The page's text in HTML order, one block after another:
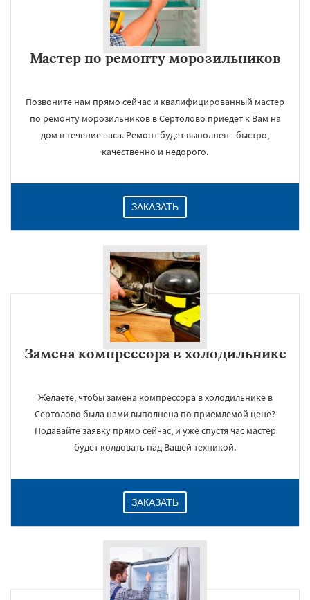
Мастер по ремонту морозильников
Позвоните нам прямо сейчас и квалифицированный мастер
по ремонту морозильников в Сертолово приедет к Вам на
дом в течение часа. Ремонт будет выполнен - быстро,
качественно и недорого.
ЗАКАЗАТЬ
Замена компрессора в холодильнике
Желаете, чтобы замена компрессора в холодильнике в
Сертолово была нами выполнена по приемлемой цене?
Подавайте заявку прямо сейчас, и уже спустя час мастер
будет колдовать над Вашей техникой.
ЗАКАЗАТЬ
×
Даю согласие на обработку персональных данных